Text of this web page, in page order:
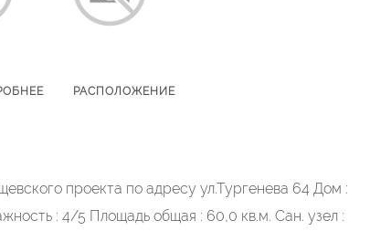
РАСПОЛОЖЕНИЕ
проекта по адресу ул.Тургенева 64 Дом :
: 4/5 Площадь общая : 60,0 кв.м. Сан. узел :